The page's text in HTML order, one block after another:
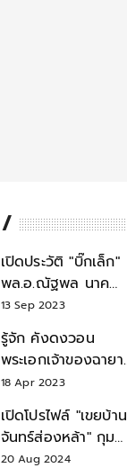
เปิดประวัติ "บิ๊กเล็ก"
พล.อ.ณัฐพล นาค
พาณิชย์ จากเลขาฯ
สมช.-เลขาฯ
รมว.กลาโหม
13 Sep 2023
รู้จัก คังดงวอน
พระเอกเจ้าของฉายา
สมบัติแห่งชาติ หลังมี
18 Apr 2023
เปิดโปรไฟล์ "เขยบ้าน
จันทร์ส่องหล้า" กุม
บังเหียนธุรกิจตระกูล
20 Aug 2024